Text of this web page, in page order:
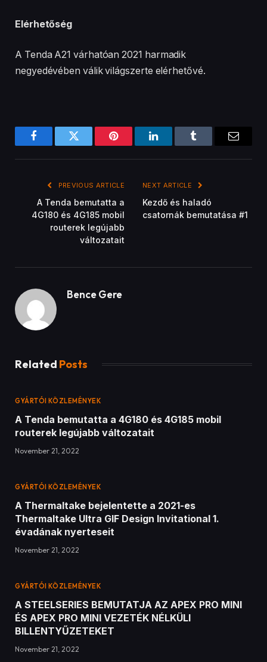
Elérhetőség
A Tenda A21 várhatóan 2021 harmadik
negyedévében válik világszerte elérhetővé.
FacebookTwitter Pinterest LinkedInTumblr
PREVIOUS ARTICLE
A Tenda bemutatta a
4G180 és 4G185 mobil
routerek legújabb
változatait
NEXT ARTICLE
Kezdő és haladó
csatornák bemutatása #1
Bence Gere
Related Posts
GYÁRTÓI KÖZLEMÉNYEK
A Tenda bemutatta a 4G180 és 4G185 mobil
routerek legújabb változatait
November 21, 2022
GYÁRTÓI KÖZLEMÉNYEK
A Thermaltake bejelentette a 2021-es
Thermaltake Ultra GIF Design Invitational 1.
évadának nyerteseit
November 21, 2022
GYÁRTÓI KÖZLEMÉNYEK
A STEELSERIES BEMUTATJA AZ APEX PRO MINI
ÉS APEX PRO MINI VEZETÉK NÉLKÜLI
BILLENTYŰZETEKET
November 21, 2022